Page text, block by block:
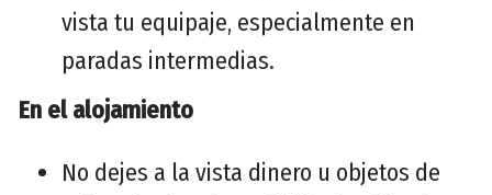
vista tu equipaje, especialmente en
paradas intermedias.
En el alojamiento
No dejes a la vista dinero u objetos de